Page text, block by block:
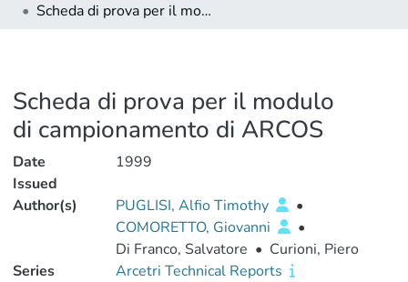
Scheda di prova per il modulo di campionamento di ARCOS
Scheda di prova per il modulo
di campionamento di ARCOS
Date
Issued
1999
Author(s) PUGLISI, Alfio Timothy
•
COMORETTO, Giovanni
•
Di Franco, Salvatore • Curioni, Piero
Series
Arcetri Technical Reports